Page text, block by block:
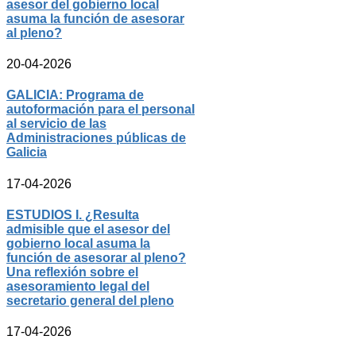
asesor del gobierno local
asuma la función de asesorar
al pleno?
20-04-2026
GALICIA: Programa de
autoformación para el personal
al servicio de las
Administraciones públicas de
Galicia
17-04-2026
ESTUDIOS I. ¿Resulta
admisible que el asesor del
gobierno local asuma la
función de asesorar al pleno?
Una reflexión sobre el
asesoramiento legal del
secretario general del pleno
17-04-2026